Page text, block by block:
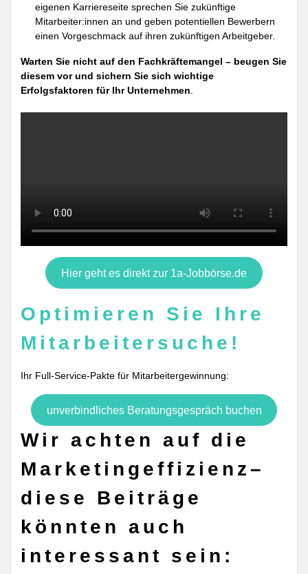
eigenen Karriereseite sprechen Sie zukünftige
Mitarbeiter:innen an und geben potentiellen Bewerbern
einen Vorgeschmack auf ihren zukünftigen Arbeitgeber.
Warten Sie nicht auf den Fachkräftemangel – beugen Sie
diesem vor und sichern Sie sich wichtige
Erfolgsfaktoren für Ihr Unternehmen
Hier geht es direkt zur 1a-Jobbörse.de
Optimieren Sie Ihre
Mitarbeitersuche!
Ihr Full-Service-Pakte für Mitarbeitergewinnung:
unverbindliches Beratungsgespräch buchen
Wir achten auf die
Marketingeffizienz–
diese Beiträge
könnten auch
interessant sein: